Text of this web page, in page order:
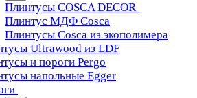
Плинтусы COSCA DECOR
Плинтус МДФ Cosca
Плинтусы Cosca из экополимера
Ultrawood из LDF
и пороги Pergo
напольные Egger